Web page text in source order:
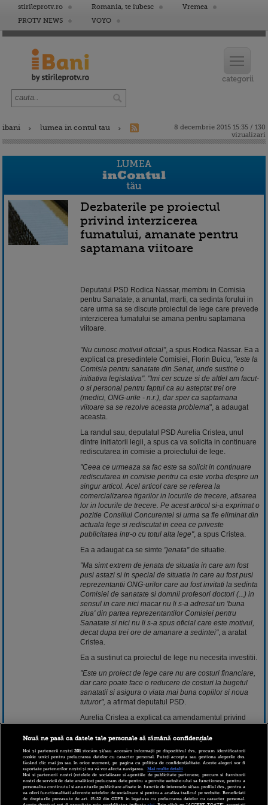
stirileprotv.ro Romania, te iubesc
Vremea
PROTV NEWS
VOYO
ibani lumea in contul tau
8 decembrie 2015 15:35 / 130
vizualizari
Dezbaterile pe proiectul
privind interzicerea
fumatului, amanate pentru
saptamana viitoare
Deputatul PSD Rodica Nassar, membru in Comisia
pentru Sanatate, a anuntat, marti, ca sedinta forului in
care urma sa se discute proiectul de lege care prevede
interzicerea fumatului se amana pentru saptamana
viitoare.
"Nu cunosc motivul oficial", a spus Rodica Nassar. Ea a
explicat ca presedintele Comisiei, Florin Buicu, "este la
Comisia pentru sanatate din Senat, unde sustine o
initiativa legislativa". "Imi cer scuze si de altfel am facut-
o si personal pentru faptul ca au asteptat trei ore
(medici, ONG-urile - n.r.), dar sper ca saptamana
viitoare sa se rezolve aceasta problema", a adaugat
aceasta.
La randul sau, deputatul PSD Aurelia Cristea, unul
dintre initiatorii legii, a spus ca va solicita in continuare
rediscutarea in comisie a proiectului de lege.
"Ceea ce urmeaza sa fac este sa solicit in continuare
rediscutarea in comisie pentru ca este vorba despre un
singur articol. Acel articol care se referea la
comercializarea tigarilor in locurile de trecere, afisarea
lor in locurile de trecere. Pe acest articol si-a exprimat o
pozitie Consiliul Concurentei si urma sa fie eliminat din
actuala lege si rediscutat in ceea ce priveste
publicitatea intr-o cu totul alta lege", a spus Cristea.
Ea a adaugat ca se simte ''jenata''de situatie.
"Ma simt extrem de jenata de situatia in care am fost
pusi astazi si in special de situatia in care au fost pusi
reprezentantii ONG-urilor care au fost invitati la sedinta
Comisiei de sanatate si domnii profesori doctori (...) in
sensul in care nici macar nu li s-a adresat un 'buna
ziua' din partea reprezentantilor Comisiei pentru
Sanatate si nici nu li s-a spus oficial care este motivul,
decat dupa trei ore de amanare a sedintei", a aratat
Cristea.
Ea a sustinut ca proiectul de lege nu necesita investitii.
"Este un proiect de lege care nu are costuri financiare,
dar care poate face o reducere de costuri la bugetul
sanatatii si asigura o viata mai buna copiilor si noua
tuturor", a afirmat deputatul PSD.
Aurelia Cristea a explicat ca amendamentul privind
comercializarea tutunului nu ii apartine.
Proiectul de lege care prevede interzicerea fumatului in
spatiile publice inchise, spatiile inchise de la locul de
munca, la locurile de joaca pentru copii, in unitatile
sanitare, de invatamant, precum si cele destinate
protectiei si asistentei copilului a fost retrimis la
Comisia pentru sanatate pentru a se discuta un
amendament cuprins in actul normativ care interzice
Nouă ne pasă ca datele tale personale să rămână confidențiale
Noi și partenerii noștri201stocăm și/sau accesăm informații pe dispozitivul dvs., precum identificatorii
cookie unici pentru prelucrarea datelor cu caracter personal. Puteți accepta sau gestiona alegerile dvs.
făcând clic mai jos sau în orice moment, pe pagina cu politica de confidențialitate. Aceste alegeri vor fi
raportate partenerilor noștri și nu vă vor afecta navigarea.
Mai multe detalii
Noi si partenerii nostri (retelele de socializare si agentiile de publicitate partenere, precum si furnizorii
nostri de servicii de date analitice) prelucram date pentru a permite website-ului sa functioneze, pentru a
personaliza continutul si anunturile publicitare afisate in functie de interesele si/sau profilul dvs., pentru a
va oferi functionalitati aferente retelelor de socializare si pentru a analiza traficul pe website. Beneficiati
de drepturile prevazute de art. 15-22 din GDPR in legatura cu prelucrarea datelor cu caracter personal.